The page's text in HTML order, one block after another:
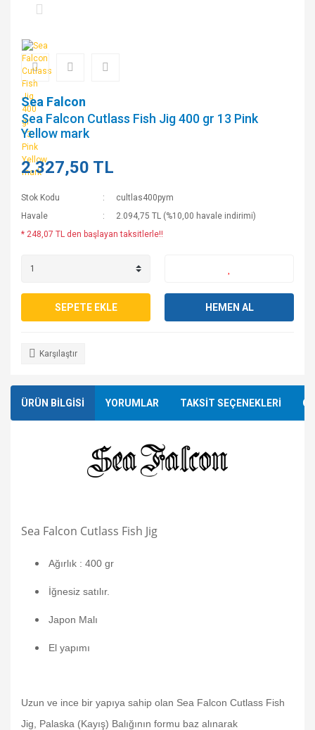
Sea Falcon
Sea Falcon Cutlass Fish Jig 400 gr 13 Pink
Yellow mark
2.327,50 TL
Stok Kodu
cultlas400pym
Havale
2.094,75 TL (%10,00 havale indirimi)
* 248,07 TL den başlayan taksitlerle!!
SEPETE EKLE HEMEN AL
Karşılaştır
ÜRÜN BİLGİSİ YORUMLAR TAKSİT SEÇENEKLERİ
Sea Falcon Cutlass Fish Jig
Ağırlık : 400 gr
İğnesiz satılır.
Japon Malı
El yapımı
Uzun ve ince bir yapıya sahip olan Sea Falcon Cutlass Fish
Jig, Palaska (Kayış) Balığının formu baz alınarak